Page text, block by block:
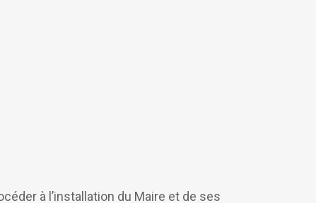
à l’installation du Maire et de ses